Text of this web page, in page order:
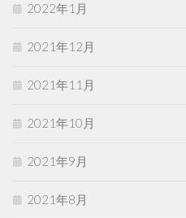
2022年1月
2021年12月
2021年11月
2021年10月
2021年9月
2021年8月